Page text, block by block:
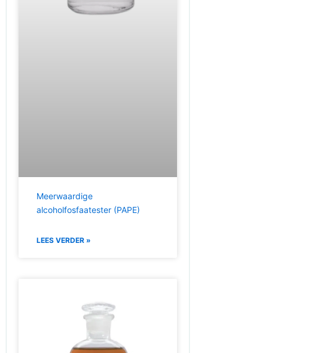
Meerwaardige
alcoholfosfaatester (PAPE)
LEES VERDER »